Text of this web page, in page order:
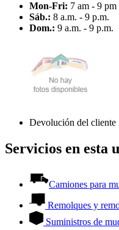
Mon-Fri: 7 am - 9 pm
Sáb.: 8 a.m. - 9 p.m.
Dom.: 9 a.m. - 9 p.m.
Devolución del cliente
Servicios en esta
Camiones para
Remolques y
Suministros de